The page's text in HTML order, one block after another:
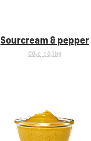
Sourcream & pepper
CO2e < 0,1 kg